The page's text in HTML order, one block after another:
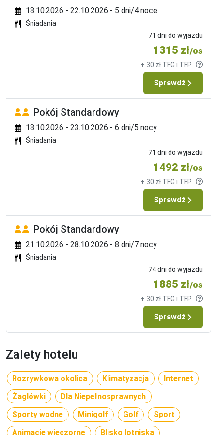
przeloty czarterowe: Enter Air, LOT (dla wylotów na Rodos),
Sky Express, Holiday Europe, European Air Charter, Ryan Sun
(dla wylotów na Rodos) oraz przeloty rejsowe: Sun Express,
Corendon, Pegasus Airlines, Emirates, Fly Dubai, Quatar
Airlines, Air France, Austrian Airlines.Przykładowe linie
lotnicze, gdzie bagaż jest dodatkowo płatny to: FR
Mocne strony
strefa spa
basen
udogodnienia dla rodzin
18.10.2026 - 22.10.2026 - 5 dni/4 noce
Śniadania
71 dni do wyjazdu
1315 zł/os
+ 30 zł TFG i TFP
Sprawdź
Pokój Standardowy
18.10.2026 - 23.10.2026 - 6 dni/5 nocy
Śniadania
71 dni do wyjazdu
1492 zł/os
+ 30 zł TFG i TFP
Sprawdź
Pokój Standardowy
21.10.2026 - 28.10.2026 - 8 dni/7 nocy
Śniadania
74 dni do wyjazdu
1885 zł/os
+ 30 zł TFG i TFP
Sprawdź
Zalety hotelu
Rozrywkowa okolica Klimatyzacja
Internet
Żaglówki
Dla Niepełnosprawnych
Sporty wodne
Minigolf Golf
Sport
Animacje wieczorne
Blisko lotniska